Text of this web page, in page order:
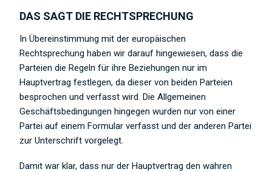
DAS SAGT DIE RECHTSPRECHUNG
In Übereinstimmung mit der europäischen
Rechtsprechung haben wir darauf hingewiesen, dass die
Parteien die Regeln für ihre Beziehungen nur im
Hauptvertrag festlegen, da dieser von beiden Parteien
besprochen und verfasst wird. Die Allgemeinen
Geschäftsbedingungen hingegen wurden nur von einer
Partei auf einem Formular verfasst und der anderen Partei
zur Unterschrift vorgelegt.
Damit war klar, dass nur der Hauptvertrag den wahren